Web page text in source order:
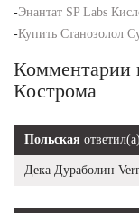
-Энантат SP Labs
-Купить Станозолол
Комментарии
Кострома
Польская ответил(а)
Дека Дураболин